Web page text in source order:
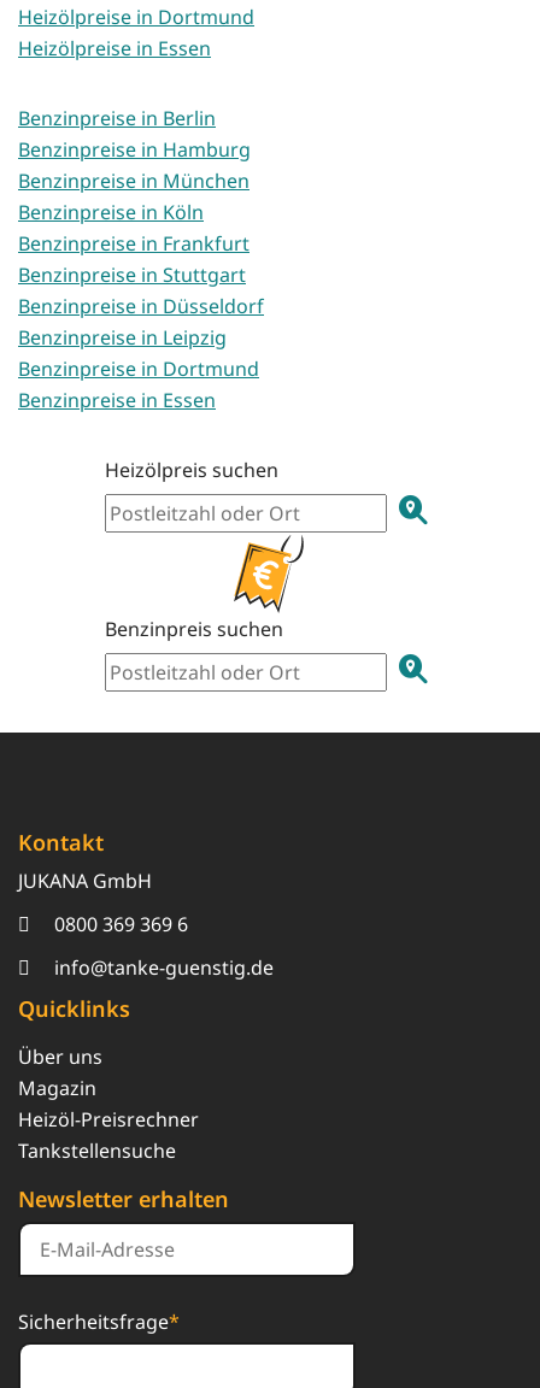
Heizölpreise in Dortmund
Heizölpreise in Essen
Benzinpreise in Berlin
Benzinpreise in Hamburg
Benzinpreise in München
Benzinpreise in Köln
Benzinpreise in Frankfurt
Benzinpreise in Stuttgart
Benzinpreise in Düsseldorf
Benzinpreise in Leipzig
Benzinpreise in Dortmund
Benzinpreise in Essen
Heizölpreis suchen
Benzinpreis suchen
Kontakt
JUKANA GmbH
0800 369 369 6
info@tanke-guenstig.de
Quicklinks
Über uns
Magazin
Heizöl-Preisrechner
Tankstellensuche
Newsletter erhalten
Sicherheitsfrage*